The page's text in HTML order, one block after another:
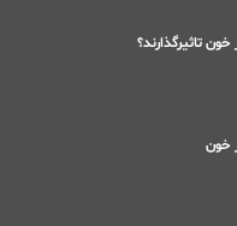
تاثیرگذارند؟
خون